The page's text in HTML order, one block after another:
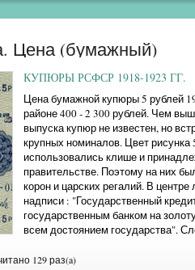
Цена (бумажный)
КУПЮРЫ РСФСР 1918-1923 ГГ.
Цена бумажной купюры 5 рублей
районе 400 - 2 300 рублей. Чем
выпуска купюр не известен, но
крупных номиналов. Цвет
использовались клише и
правительстве. Поэтому на них
корон и царских регалий. В
надписи : "Государственный
государственным банком на
всем достоянием государства".
129 раз(a)